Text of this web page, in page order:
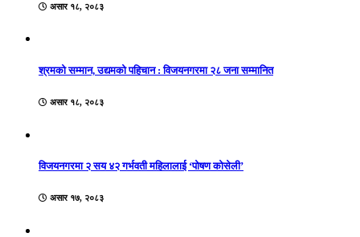
असार १८, २०८३
श्रमको सम्मान, उद्यमको पहिचान : विजयनगरमा २८ जना सम्मानित
असार १८, २०८३
विजयनगरमा २ सय ४२ गर्भवती महिलालाई ‘पोषण कोसेली’
असार १७, २०८३